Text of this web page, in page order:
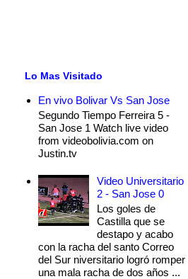
Lo Mas Visitado
En vivo Bolivar Vs San Jose
Segundo Tiempo Ferreira 5 -
San Jose 1 Watch live video
from videobolivia.com on
Justin.tv
Video Universitario
2 - San Jose 0
Los goles de
Castilla que se
destapo y acabo
con la racha del santo Correo
del Sur niversitario logró romper
una mala racha de dos años ...